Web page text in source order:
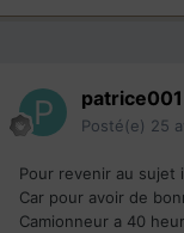
patrice001
Posté(e) 25
Pour revenir au
Car pour avoir de
Camionneur a 40